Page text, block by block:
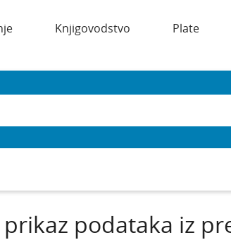
Knjigovodstvo Plate
podataka iz